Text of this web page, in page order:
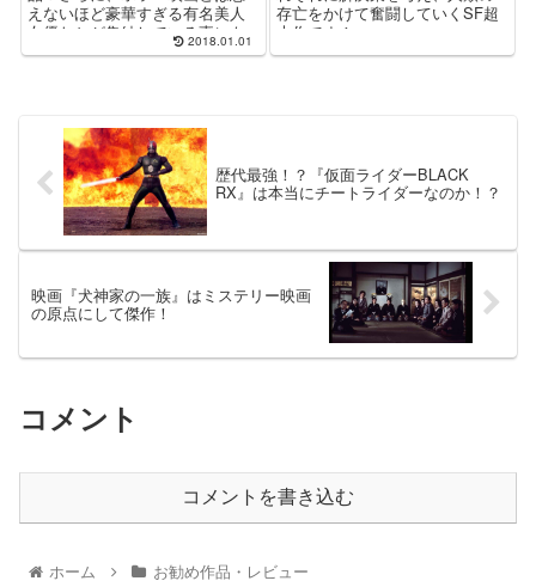
えないほど豪華すぎる有名美人
女優たちが集結している事にも
大注目！
2018.01.01
存亡をかけて奮闘していくSF超
大作です！
歴代最強！？『仮面ライダーBLACK
RX』は本当にチートライダーなのか！？
映画『犬神家の一族』はミステリー映画
の原点にして傑作！
コメント
コメントを書き込む
ホーム お勧め作品・レビュー